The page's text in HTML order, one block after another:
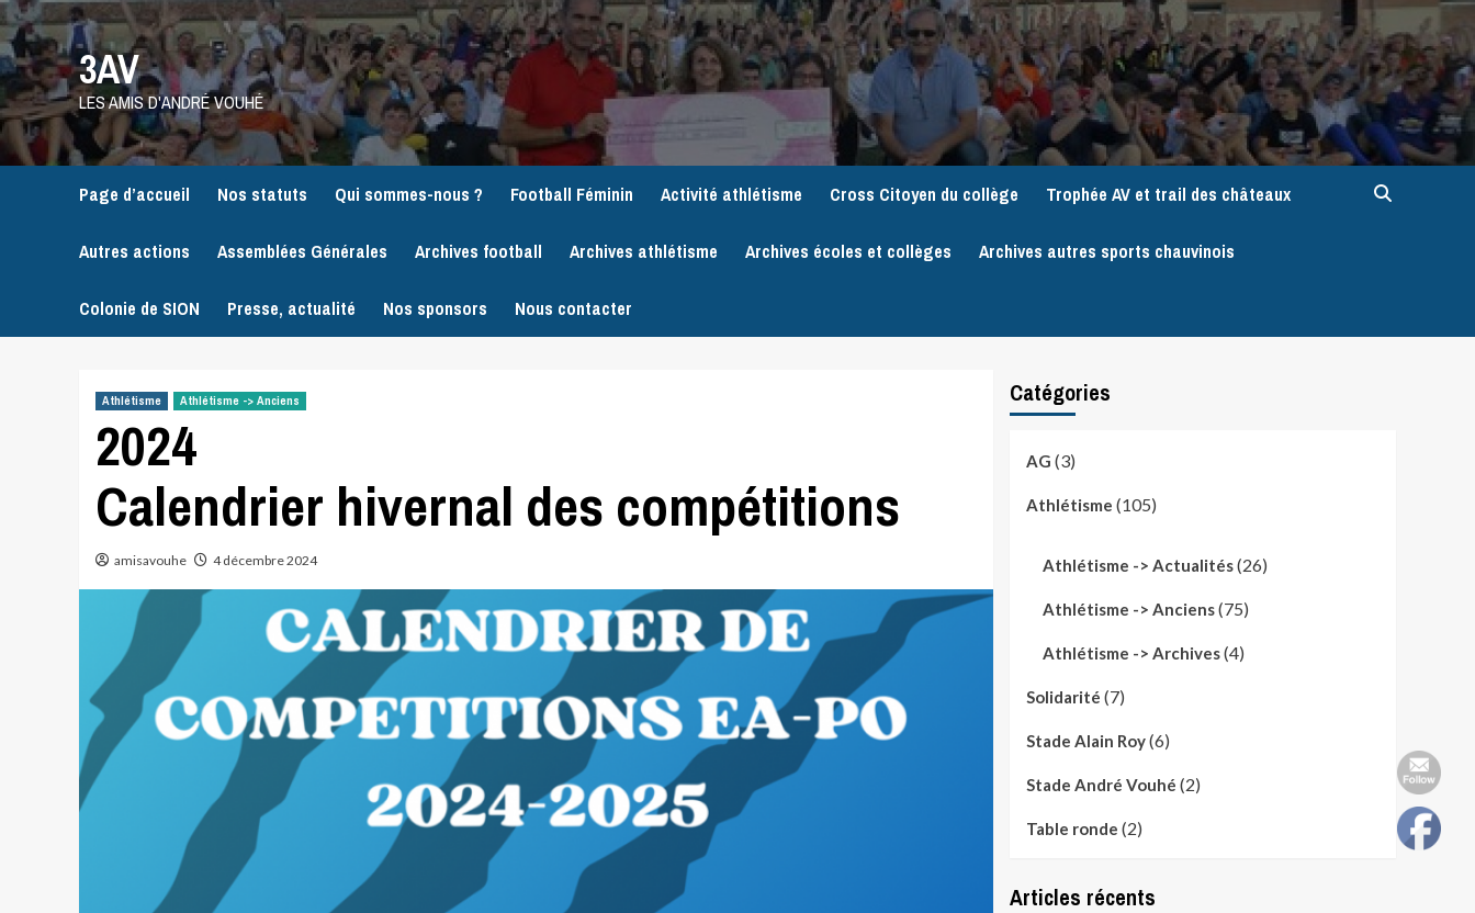
Skip
to
content
3AV
LES AMIS D'ANDRÉ VOUHÉ
Page d’accueil Nos statuts Qui sommes-nous ? Football Féminin Activité athlétisme Cross Citoyen du collège Trophée AV et trail des châteaux
Autres actions Assemblées Générales Archives football Archives athlétisme Archives écoles et collèges Archives autres sports chauvinois
Colonie de SION Presse, actualité Nos sponsors Nous contacter
Athlétisme Athlétisme -> Anciens
2024
Calendrier hivernal des compétitions
amisavouhe 4 décembre 2024
Catégories
AG (3)
Athlétisme (105)
Athlétisme -> Actualités(26)
Athlétisme -> Anciens(75)
Athlétisme -> Archives(4)
Solidarité (7)
Stade Alain Roy(6)
Stade André Vouhé (2)
Table ronde (2)
Articles récents